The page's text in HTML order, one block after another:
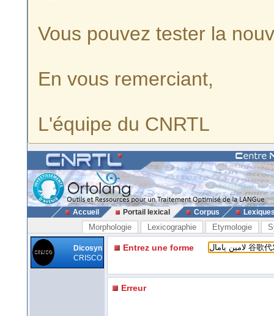
Vous pouvez tester la
En vous remerciant,
L'équipe du CNRTL
Accueil Portail lexical Corpus
Morphologie Lexicographie Etymologie
Dicosyn
CRISCO
Entrez une forme
Erreur